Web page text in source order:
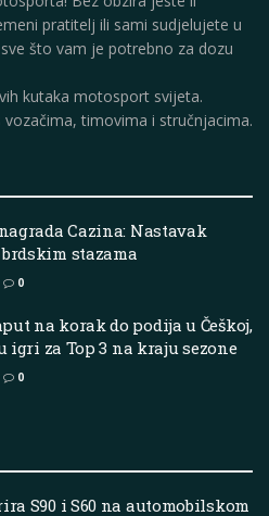
pratitelj ili sami sudjelujete u
što vam je potrebno za dozu
kutaka motosport svijeta.
vozačima, timovima i stručnjacima.
Cazina: Nastavak
stazama
0
na korak do podija u Češkoj,
igri za Top 3 na kraju sezone
0
S90 i S60 na automobilskom